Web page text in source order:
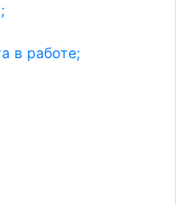
в работе;